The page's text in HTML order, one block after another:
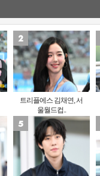
트리플에스 김채연, 서
울월드컵..